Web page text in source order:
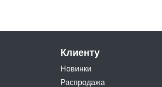
Клиенту
Новинки
Распродажа